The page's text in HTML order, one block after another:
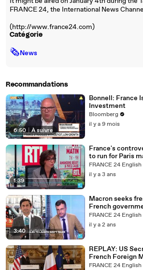
FRANCE 24, the International News
(http://www.france24.com)
Catégorie
🗞News
Recommandations
6:50 À suivre
Bonnell: France
Investment
Bloomberg
il y a 9 mois
1:39
France's
to run for Paris
FRANCE 24 English
il y a 3 ans
3:40
Macron seeks
French
FRANCE 24 English
il y a 2 ans
REPLAY: US
French Foreign
conference
FRANCE 24 English